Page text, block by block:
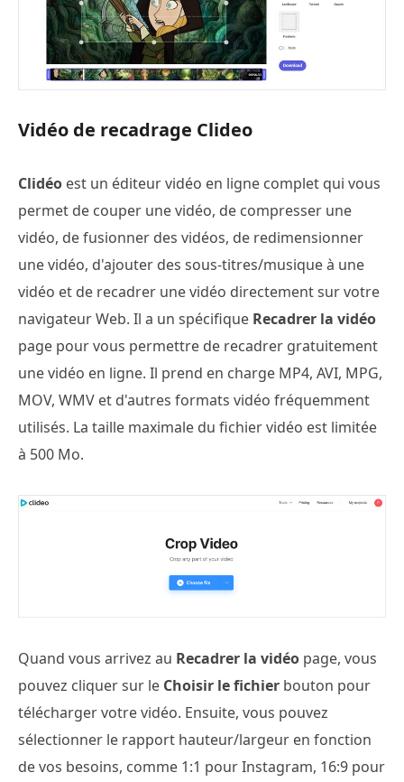
Vidéo de recadrage Clideo
Clidéo est un éditeur vidéo en ligne complet qui vous
permet de couper une vidéo, de compresser une
vidéo, de fusionner des vidéos, de redimensionner
une vidéo, d'ajouter des sous-titres/musique à une
vidéo et de recadrer une vidéo directement sur votre
navigateur Web. Il a un spécifique Recadrer la vidéo
page pour vous permettre de recadrer gratuitement
une vidéo en ligne. Il prend en charge MP4, AVI, MPG,
MOV, WMV et d'autres formats vidéo fréquemment
utilisés. La taille maximale du fichier vidéo est limitée
à 500 Mo.
Quand vous arrivez au Recadrer la vidéo page, vous
pouvez cliquer sur le Choisir le fichier bouton pour
télécharger votre vidéo. Ensuite, vous pouvez
sélectionner le rapport hauteur/largeur en fonction
de vos besoins, comme 1:1 pour Instagram, 16:9 pour